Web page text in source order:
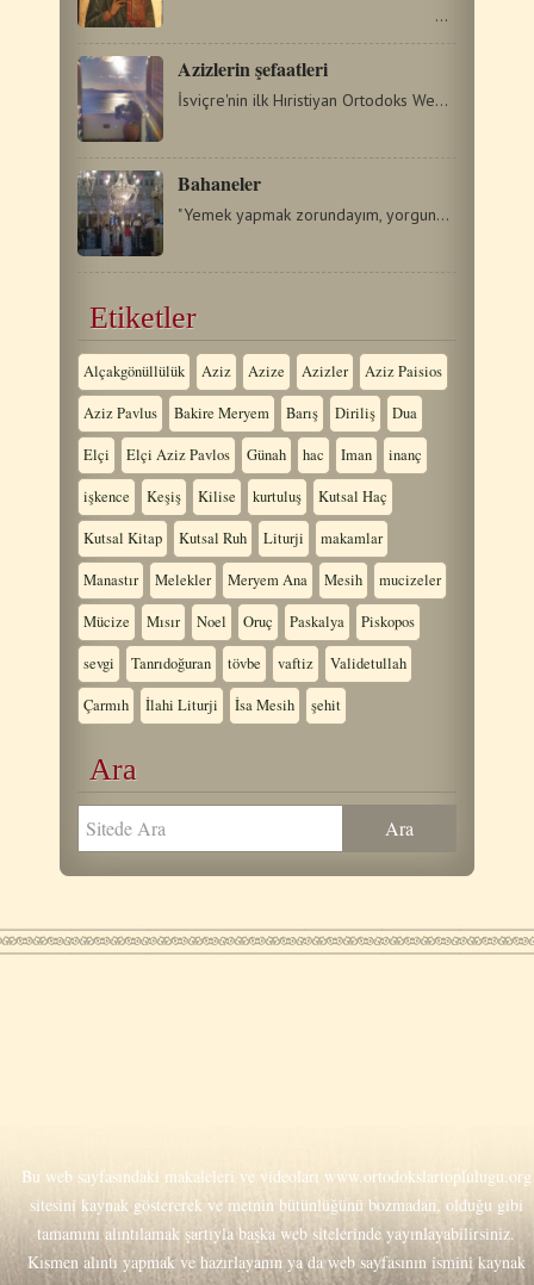
…
Azizlerin şefaatleri
İsviçre'nin ilk Hıristiyan Ortodoks Web Sitesi tarafından…
Bahaneler
"Yemek yapmak zorundayım, yorgunum ( ölü gibiyim ), ateşim…
Etiketler
Alçakgönüllülük Aziz Azize Azizler Aziz Paisios
Aziz Pavlus Bakire Meryem Barış Diriliş Dua
Elçi Elçi Aziz Pavlos Günah hac Iman inanç
işkence Keşiş Kilise kurtuluş Kutsal Haç
Kutsal Kitap Kutsal Ruh Liturji makamlar
Manastır Melekler Meryem Ana Mesih mucizeler
Mücize Mısır Noel Oruç Paskalya Piskopos
sevgi Tanrıdoğuran tövbe vaftiz Validetullah
Çarmıh İlahi Liturji İsa Mesih şehit
Ara
Bu web sayfasındaki makaleleri ve videoları www.ortodokslartoplulugu.org
sitesini kaynak göstererek ve metnin bütünlüğünü bozmadan, olduğu gibi
tamamını alıntılamak şartıyla başka web sitelerinde yayınlayabilirsiniz.
Kısmen alıntı yapmak ve hazırlayanın ya da web sayfasının ismini kaynak